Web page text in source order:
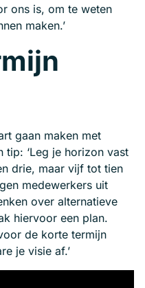
ons is, om te weten
maken.’
gaan maken met
tip: ‘Leg je horizon vast
drie, maar vijf tot tien
medewerkers uit
over alternatieve
hiervoor een plan.
de korte termijn
je visie af.’